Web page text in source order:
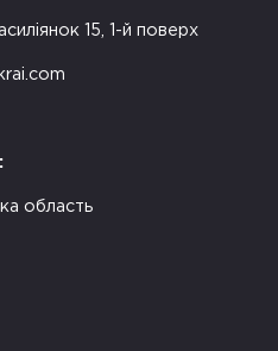
15, 1-й поверх
область